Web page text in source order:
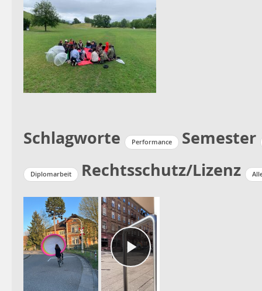
Schlagworte Performance Semester
Diplomarbeit Rechtsschutz/Lizenz